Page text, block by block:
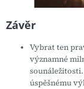
Závěr
Vybrat ten
významné
úspěšnému